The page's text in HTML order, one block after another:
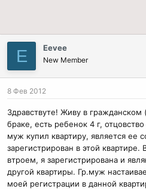
E Eevee
New Member
8 Фев 2012
Здравствуте! Живу в гражданском
браке, есть ребенок 4 г,
муж купил квартиру, является ее
зарегистрирован в этой
втроем, я зарегистрирована и
другой квартиры. Гр.муж
моей регистрации в данной